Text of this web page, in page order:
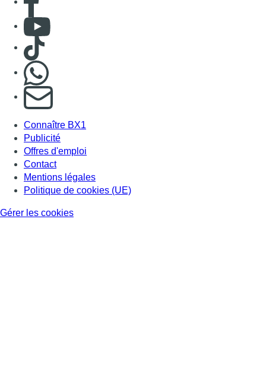
Consulter Youtube
Consulter TikTok
S'abonner à notre newsletter
Connaître BX1
Publicité
Offres d'emploi
Contact
Mentions légales
Politique de cookies (UE)
Gérer les cookies